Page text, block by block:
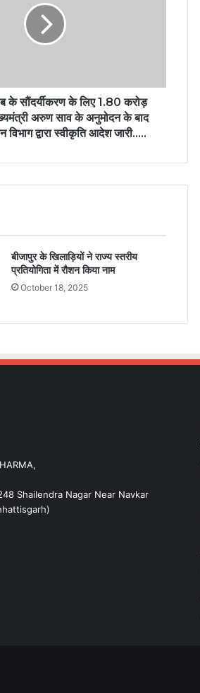
के सौंदर्यीकरण के लिए 1.80 करोड़
अरुण साव के अनुमोदन के बाद
विभाग द्वारा स्वीकृति आदेश जारी…..
बीजापुर के खिलाड़ियों ने राज्य स्तरीय
प्रतियोगिता में रौशन किया नाम
October 18, 2025
Shailendra Nagar Near Navkar